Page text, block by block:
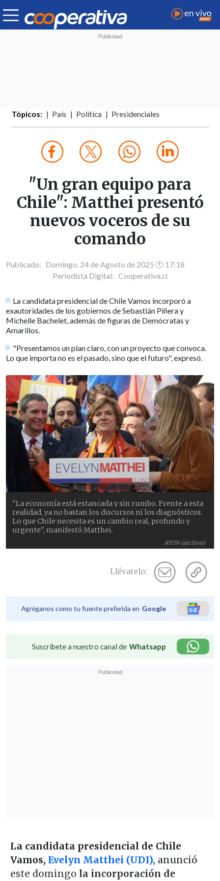
Tópicos: País Política Presidenciales
"Un gran equipo para
Chile": Matthei presentó
nuevos voceros de su
comando
Publicado: Domingo, 24 de Agosto de 2025 🕐 17:18
Periodista Digital: Cooperativa.cl
La candidata presidencial de Chile Vamos incorporó a
exautoridades de los gobiernos de Sebastián Piñera y
Michelle Bachelet, además de figuras de Demócratas y
Amarillos.
"Presentamos un plan claro, con un proyecto que convoca.
Lo que importa no es el pasado, sino que el futuro", expresó.
ATON (archivo)
"La economía está estancada y sin rumbo. Frente a esta
realidad, ya no bastan los discursos ni los diagnósticos.
Lo que Chile necesita es un cambio real, profundo y
urgente", manifestó Matthei.
Llévatelo:
Agréganos como tu fuente preferida en Google
Suscríbete a nuestro canal de Whatsapp
La candidata presidencial de Chile
Vamos, Evelyn Matthei (UDI), anunció
este domingo la incorporación de